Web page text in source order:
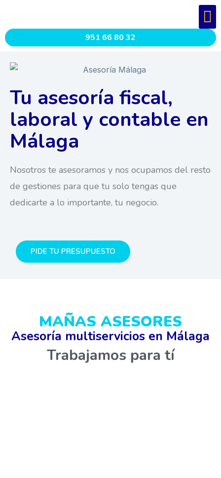
951 66 80 32
Tu asesoría fiscal,
laboral y contable en
Málaga
Nosotros te asesoramos y nos ocupamos del resto
de gestiones para que tu solo tengas que
dedicarte a lo importante, tu negocio.
PIDE TU PRESUPUESTO
MAÑAS ASESORES
Asesoría multiservicios en Málaga
Trabajamos para tí